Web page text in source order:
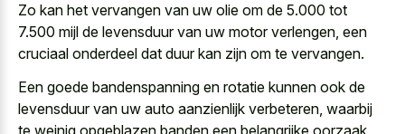
Zo kan het vervangen van uw olie om de 5.000 tot
7.500 mijl de levensduur van uw motor verlengen, een
cruciaal onderdeel dat duur kan zijn om te vervangen.
Een goede bandenspanning en rotatie kunnen ook de
levensduur van uw auto aanzienlijk verbeteren, waarbij
te weinig opgeblazen banden een belangrijke oorzaak